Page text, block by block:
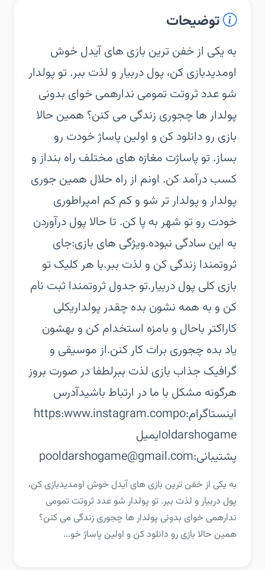
توضیحات
‏‏به یکی از خفن ترین بازی های آیدل خوش
اومدید‏بازی کن، پول دربیار و لذت ببر. تو پولدار
شو عدد ثروتت تمومی نداره‏می خوای بدونی
پولدار ها چجوری زندگی می کنن؟ همین حالا
بازی رو دانلود کن و اولین پاساژ خودت رو
بساز. تو پاساژت مغازه های مختلف راه بنداز و
کسب درآمد کن. اونم از راه حلال همین جوری
پولدار و پولدار تر شو و کم کم امپراطوری
خودت رو تو شهر به پا کن. تا حالا پول درآوردن
به این سادگی نبوده.‏ویژگی های بازی:‏جای
ثروتمندا زندگی کن و لذت ببر.‏با هر کلیک تو
بازی کلی پول دربیار.‏تو جدول ثروتمندا ثبت نام
کن و به همه نشون بده چقدر پولداری‏کلی
کاراکتر باحال و بامزه استخدام کن و بهشون
یاد بده چجوری برات کار کنن.‏از موسیقی و
گرافیک جذاب بازی لذت ببر‏لطفا در صورت بروز
هرگونه مشکل با ما در ارتباط باشید‏آدرس
اینستاگرام:‏https:www.instagram.compo
oldarshogame‏ایمیل
پشتیبانی:‏pooldarshogame@gmail.com
‏‏به یکی از خفن ترین بازی های آیدل خوش اومدید‏بازی کن،
پول دربیار و لذت ببر. تو پولدار شو عدد ثروتت تمومی
نداره‏می خوای بدونی پولدار ها چجوری زندگی می کنن؟
همین حالا بازی رو دانلود کن و اولین پاساژ خو...